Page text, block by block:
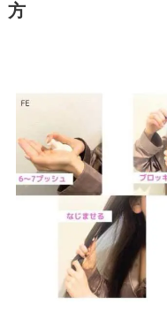
方